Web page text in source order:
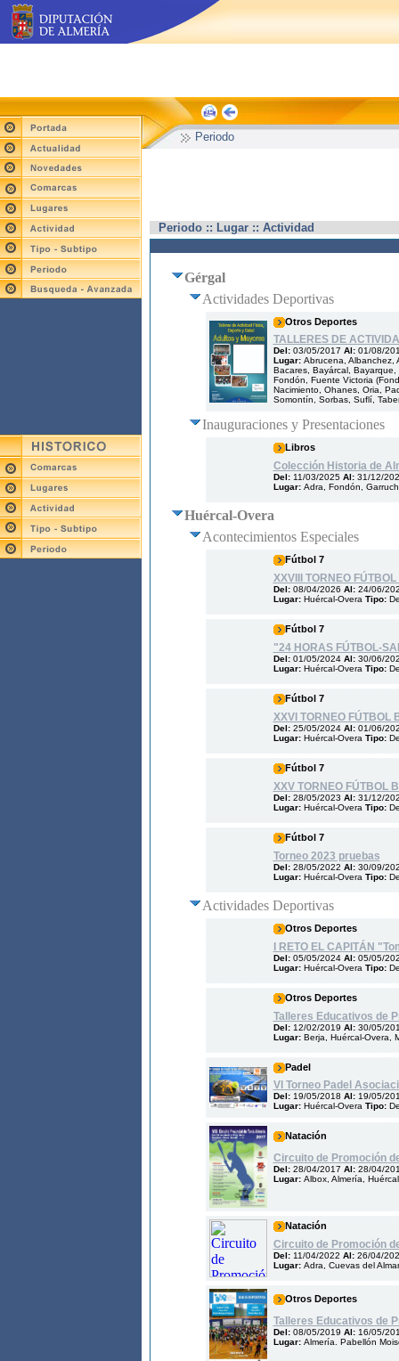
Periodo
Periodo :: Lugar :: Actividad
Gérgal
Actividades Deportivas
Otros Deportes
TALLERES DE
Del: 03/05/2017 Al: 01/08/
Lugar: Abrucena, Albanchez,
Bacares, Bayárcal,
Fondón, Fuente Victoria
Nacimiento, Ohanes, Oria,
Somontín, Sorbas, Suflí,
Inauguraciones y Presentaciones
Libros
Colección Historia de
Del: 11/03/2025 Al: 31/12/
Lugar: Adra, Fondón,
Huércal-Overa
Acontecimientos Especiales
Fútbol 7
XXVIII TORNEO
Del: 08/04/2026 Al: 24/06/
Lugar: Huércal-Overa Tipo:
Fútbol 7
"24 HORAS FÚTBOL-
Del: 01/05/2024 Al: 30/06/
Lugar: Huércal-Overa Tipo:
Fútbol 7
XXVI TORNEO FÚTBOL
Del: 25/05/2024 Al: 01/06/
Lugar: Huércal-Overa Tipo:
Fútbol 7
XXV TORNEO FÚTBOL
Del: 28/05/2023 Al: 31/12/
Lugar: Huércal-Overa Tipo:
Fútbol 7
Torneo 2023 pruebas
Del: 28/05/2022 Al: 30/09/
Lugar: Huércal-Overa Tipo:
Actividades Deportivas
Otros Deportes
I RETO EL CAPITÁN
Del: 05/05/2024 Al: 05/05/
Lugar: Huércal-Overa Tipo:
Otros Deportes
Talleres Educativos de
Del: 12/02/2019 Al: 30/05/
Lugar: Berja, Huércal-Overa,
Padel
VI Torneo Padel
Del: 19/05/2018 Al: 19/05/
Lugar: Huércal-Overa Tipo:
Natación
Circuito de Promoción
Del: 28/04/2017 Al: 28/04/
Lugar: Albox, Almería,
Natación
Circuito de Promoción
Del: 11/04/2022 Al: 26/04/
Lugar: Adra, Cuevas del
Otros Deportes
Talleres Educativos de
Del: 08/05/2019 Al: 16/05/
Lugar: Almería. Pabellón